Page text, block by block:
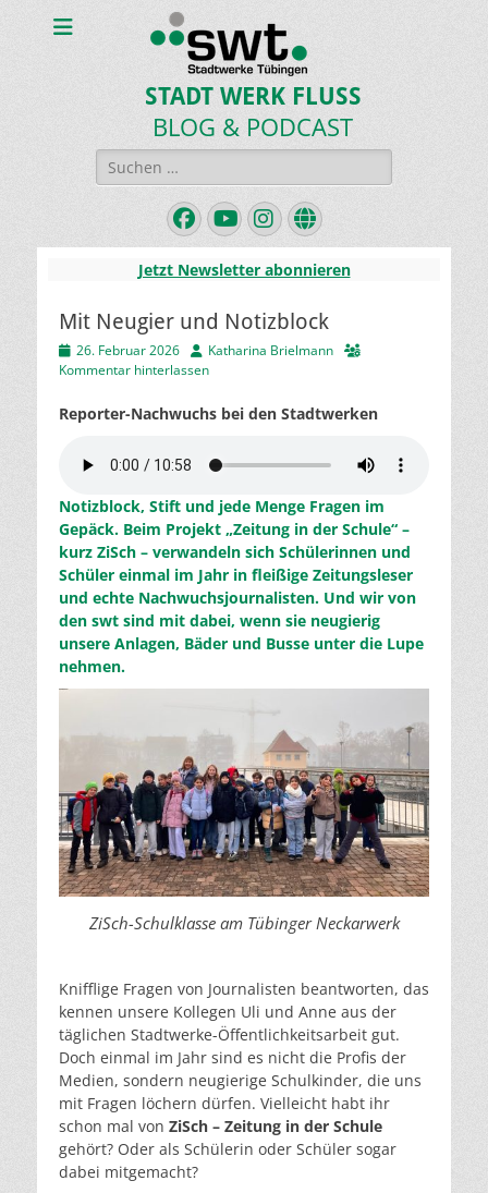
STADT WERK FLUSS
BLOG & PODCAST
Suchen
nach:
Facebook
YouTube
Instagram
Website
Jetzt Newsletter abonnieren
Mit Neugier und Notizblock
Veröffentlicht
am
26. Februar 2026 AutorKatharina Brielmann
Kommentar hinterlassen
Reporter-Nachwuchs bei den Stadtwerken
Notizblock, Stift und jede Menge Fragen im
Gepäck. Beim Projekt „Zeitung in der Schule“ –
kurz ZiSch – verwandeln sich Schülerinnen und
Schüler einmal im Jahr in fleißige Zeitungsleser
und echte Nachwuchsjournalisten. Und wir von
den swt sind mit dabei, wenn sie neugierig
unsere Anlagen, Bäder und Busse unter die Lupe
nehmen.
ZiSch-Schulklasse am Tübinger Neckarwerk
Knifflige Fragen von Journalisten beantworten, das
kennen unsere Kollegen Uli und Anne aus der
täglichen Stadtwerke-Öffentlichkeitsarbeit gut.
Doch einmal im Jahr sind es nicht die Profis der
Medien, sondern neugierige Schulkinder, die uns
mit Fragen löchern dürfen. Vielleicht habt ihr
schon mal von ZiSch – Zeitung in der Schule
gehört? Oder als Schülerin oder Schüler sogar
dabei mitgemacht?